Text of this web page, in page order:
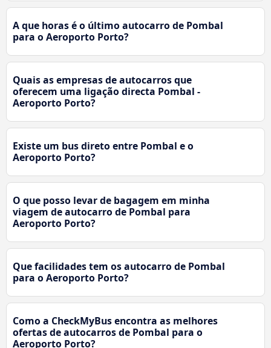
A que horas é o último autocarro de Pombal
para o Aeroporto Porto?
Quais as empresas de autocarros que
oferecem uma ligação directa Pombal -
Aeroporto Porto?
Existe um bus direto entre Pombal e o
Aeroporto Porto?
O que posso levar de bagagem em minha
viagem de autocarro de Pombal para
Aeroporto Porto?
Que facilidades tem os autocarro de Pombal
para o Aeroporto Porto?
Como a CheckMyBus encontra as melhores
ofertas de autocarros de Pombal para o
Aeroporto Porto?